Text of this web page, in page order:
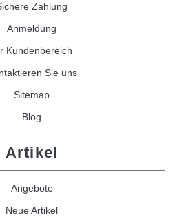
Zahlung
Anmeldung
Kundenbereich
Sie uns
Sitemap
Blog
Artikel
Angebote
Neue Artikel